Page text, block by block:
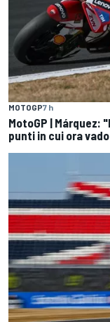
MOTOGP7 h
MotoGP |
punti in cui ora